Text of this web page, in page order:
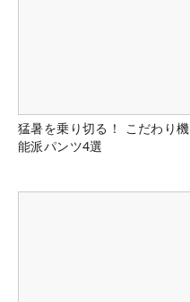
猛暑を乗り切る！ こだわり機
能派パンツ4選